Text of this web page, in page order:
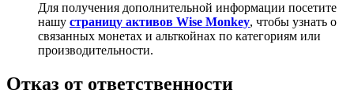
Exclusive for BitMart Users
Register & Trade to Win 500,000 USDT
Для получения дополнительной информации посетите
нашу страницу активов Wise Monkey, чтобы узнать о
связанных монетах и альткойнах по категориям или
производительности.
Отказ от ответственности